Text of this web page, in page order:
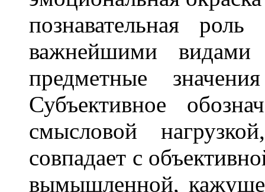
познавательная
важнейшими
предметные
Субъективное
смысловой
совпадает с
вымышленной,